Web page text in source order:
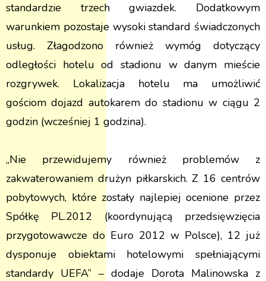
standardzie trzech gwiazdek. Dodatkowym
warunkiem pozostaje wysoki standard świadczonych
usług. Złagodzono również wymóg dotyczący
odległości hotelu od stadionu w danym mieście
rozgrywek. Lokalizacja hotelu ma umożliwić
gościom dojazd autokarem do stadionu w ciągu 2
godzin (wcześniej 1 godzina).
„Nie przewidujemy również problemów z
zakwaterowaniem drużyn piłkarskich. Z 16 centrów
pobytowych, które zostały najlepiej ocenione przez
Spółkę PL.2012 (koordynującą przedsięwzięcia
przygotowawcze do Euro 2012 w Polsce), 12 już
dysponuje obiektami hotelowymi spełniającymi
standardy UEFA” – dodaje Dorota Malinowska z